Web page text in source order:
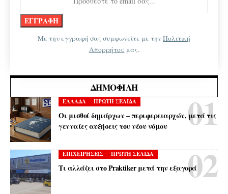
Με την εγγραφή σας συμφωνείτε με τηνΠολιτική
Απορρήτου μας.
ΔΗΜΟΦΙΛΉ
ΕΛΛΑΔΑ ΠΡΩΤΗ ΣΕΛΙΔΑ
Οι μισθοί δημάρχων – περιφερειαρχών, μετά τις
γενναίες αυξήσεις του νέου νόμου
ΕΠΙΧΕΙΡΗΣΕΙΣ ΠΡΩΤΗ ΣΕΛΙΔΑ
Τι αλλάζει στο Praktiker μετά την εξαγορά